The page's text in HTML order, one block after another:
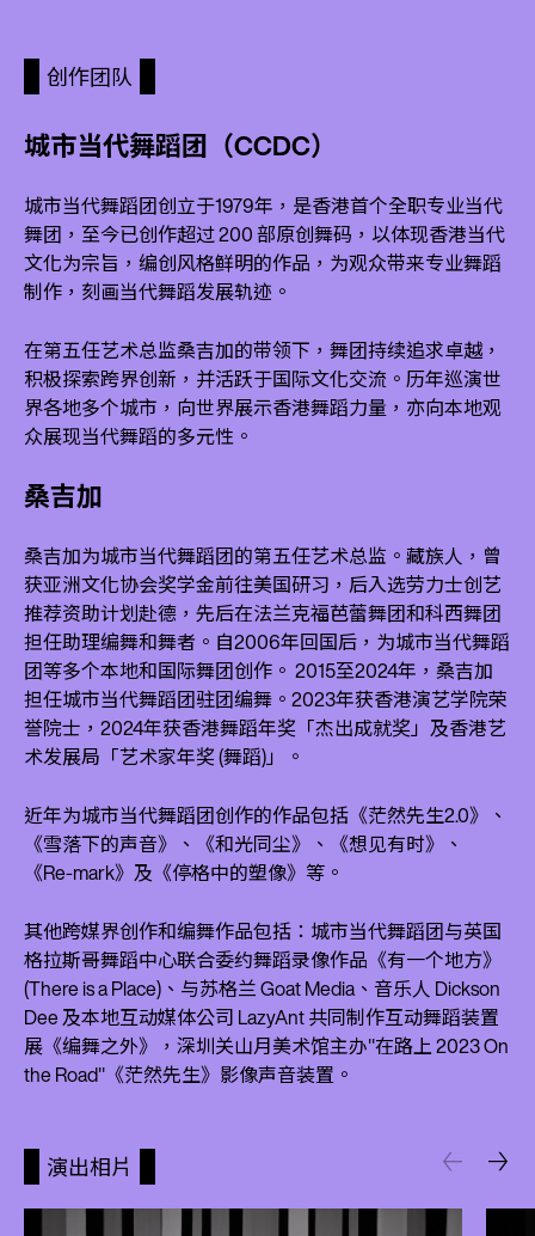
创作团队
城市当代舞蹈团（CCDC）
城市当代舞蹈团创立于1979年，是香港首个全职专业当代
舞团，至今已创作超过 200 部原创舞码，以体现香港当代
文化为宗旨，编创风格鲜明的作品，为观众带来专业舞蹈
制作，刻画当代舞蹈发展轨迹。
在第五任艺术总监桑吉加的带领下，舞团持续追求卓越，
积极探索跨界创新，并活跃于国际文化交流。历年巡演世
界各地多个城市，向世界展示香港舞蹈力量，亦向本地观
众展现当代舞蹈的多元性。
桑吉加
桑吉加为城市当代舞蹈团的第五任艺术总监。藏族人，曾
获亚洲文化协会奖学金前往美国研习，后入选劳力士创艺
推荐资助计划赴德，先后在法兰克福芭蕾舞团和科西舞团
担任助理编舞和舞者。自2006年回国后，为城市当代舞蹈
团等多个本地和国际舞团创作。 2015至2024年，桑吉加
担任城市当代舞蹈团驻团编舞。2023年获香港演艺学院荣
誉院士，2024年获香港舞蹈年奖「杰出成就奖」及香港艺
术发展局「艺术家年奖 (舞蹈)」。
近年为城市当代舞蹈团创作的作品包括《茫然先生2.0》、
《雪落下的声音》、《和光同尘》、《想见有时》、
《Re-mark》及《停格中的塑像》等。
其他跨媒界创作和编舞作品包括：城市当代舞蹈团与英国
格拉斯哥舞蹈中心联合委约舞蹈录像作品《有一个地方》
(There is a Place)、与苏格兰 Goat Media、音乐人 Dickson
Dee 及本地互动媒体公司 LazyAnt 共同制作互动舞蹈装置
展《编舞之外》，深圳关山月美术馆主办"在路上 2023 On
the Road"《茫然先生》影像声音装置。
演出相片